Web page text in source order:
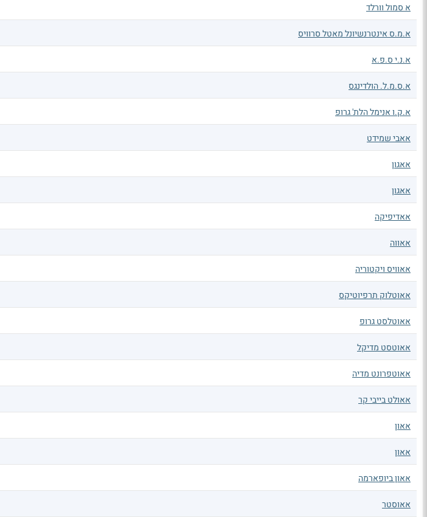
א סמול וורלד
א.מ.ס אינטרנשיונל מאטל סרוויס
א.נ.י ס.פ.א
א.ס.מ.ל. הולדינגס
א.ק.ו אנימל הלת' גרופ
אאבי שמידט
אאגון
אאגון
אאדיפיקה
אאווה
אאוויס ויקטוריה
אאוטלוק תרפיוטיקס
אאוטלסט גרופ
אאוטסט מדיקל
אאוטפרונט מדיה
אאולט בייבי קר
אאון
אאון
אאון ביופארמה
אאוסטר